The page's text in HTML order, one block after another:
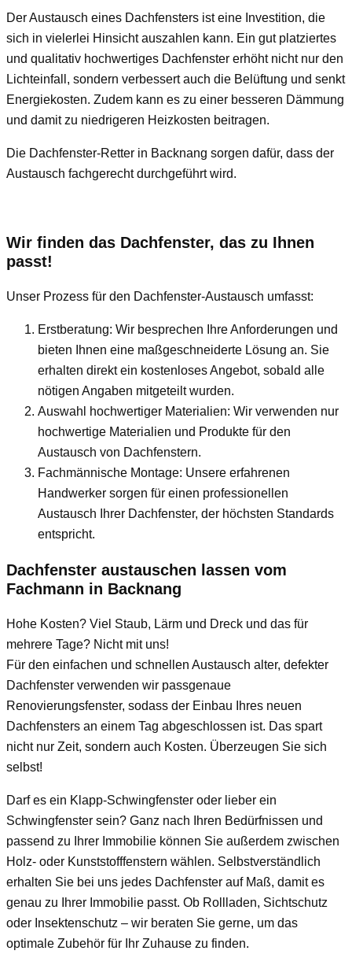
Der Austausch eines Dachfensters ist eine Investition, die
sich in vielerlei Hinsicht auszahlen kann. Ein gut platziertes
und qualitativ hochwertiges Dachfenster erhöht nicht nur den
Lichteinfall, sondern verbessert auch die Belüftung und senkt
Energiekosten. Zudem kann es zu einer besseren Dämmung
und damit zu niedrigeren Heizkosten beitragen.
Die Dachfenster-Retter in Backnang sorgen dafür, dass der
Austausch fachgerecht durchgeführt wird.
Wir finden das Dachfenster, das zu Ihnen
passt!
Unser Prozess für den Dachfenster-Austausch umfasst:
Erstberatung: Wir besprechen Ihre Anforderungen und
bieten Ihnen eine maßgeschneiderte Lösung an. Sie
erhalten direkt ein kostenloses Angebot, sobald alle
nötigen Angaben mitgeteilt wurden.
Auswahl hochwertiger Materialien: Wir verwenden nur
hochwertige Materialien und Produkte für den
Austausch von Dachfenstern.
Fachmännische Montage: Unsere erfahrenen
Handwerker sorgen für einen professionellen
Austausch Ihrer Dachfenster, der höchsten Standards
entspricht.
Dachfenster austauschen lassen vom
Fachmann in Backnang
Hohe Kosten? Viel Staub, Lärm und Dreck und das für
mehrere Tage? Nicht mit uns!
Für den einfachen und schnellen Austausch alter, defekter
Dachfenster verwenden wir passgenaue
Renovierungsfenster, sodass der Einbau Ihres neuen
Dachfensters an einem Tag abgeschlossen ist. Das spart
nicht nur Zeit, sondern auch Kosten. Überzeugen Sie sich
selbst!
Darf es ein Klapp-Schwingfenster oder lieber ein
Schwingfenster sein? Ganz nach Ihren Bedürfnissen und
passend zu Ihrer Immobilie können Sie außerdem zwischen
Holz- oder Kunststofffenstern wählen. Selbstverständlich
erhalten Sie bei uns jedes Dachfenster auf Maß, damit es
genau zu Ihrer Immobilie passt. Ob Rollladen, Sichtschutz
oder Insektenschutz – wir beraten Sie gerne, um das
optimale Zubehör für Ihr Zuhause zu finden.